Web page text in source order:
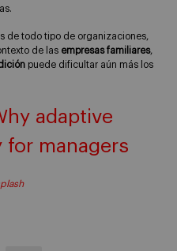
de todo tipo de organizaciones,
de las empresas familiares,
puede dificultar aún más los
adaptive
for managers